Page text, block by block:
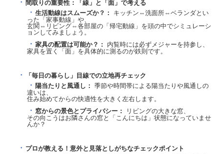
間取りの重要性：「線」と「面」で考える
生活動線はスムーズか？：
キッチン⇔洗面所⇔ベランダとい
った「家事動線」や、
玄関⇔リビング⇔各部屋の「帰宅動線」を頭の中でシミュレーシ
ョンしてみましょう。
家具の配置は可能か？：
内覧時には必ずメジャーを持参し、
家具を置く「面」を具体的に測るのが鉄則です。
「毎日の暮らし」目線での立地再チェック
陽当たりと風通し： 季節や時間帯による陽当たりや風通しの
違いは、
住み始めてからの快適性を大きく左右します。
窓からの景色とプライバシー：
リビングの大きな窓、
その向こうはお隣さんの窓と「こんにちは」状態になっていませ
んか？
プロが教える！意外と見落としがちなチェックポイント